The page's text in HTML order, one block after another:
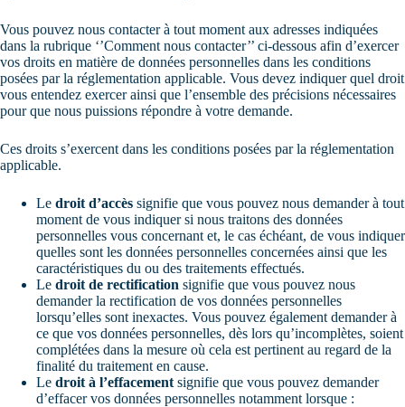
Vous pouvez nous contacter à tout moment aux adresses indiquées
dans la rubrique ‘’Comment nous contacter’’ ci-dessous afin d’exercer
vos droits en matière de données personnelles dans les conditions
posées par la réglementation applicable. Vous devez indiquer quel droit
vous entendez exercer ainsi que l’ensemble des précisions nécessaires
pour que nous puissions répondre à votre demande.
Ces droits s’exercent dans les conditions posées par la réglementation
applicable.
Le droit d’accès signifie que vous pouvez nous demander à tout
moment de vous indiquer si nous traitons des données
personnelles vous concernant et, le cas échéant, de vous indiquer
quelles sont les données personnelles concernées ainsi que les
caractéristiques du ou des traitements effectués.
Le droit de rectification signifie que vous pouvez nous
demander la rectification de vos données personnelles
lorsqu’elles sont inexactes. Vous pouvez également demander à
ce que vos données personnelles, dès lors qu’incomplètes, soient
complétées dans la mesure où cela est pertinent au regard de la
finalité du traitement en cause.
Le droit à l’effacement signifie que vous pouvez demander
d’effacer vos données personnelles notamment lorsque :